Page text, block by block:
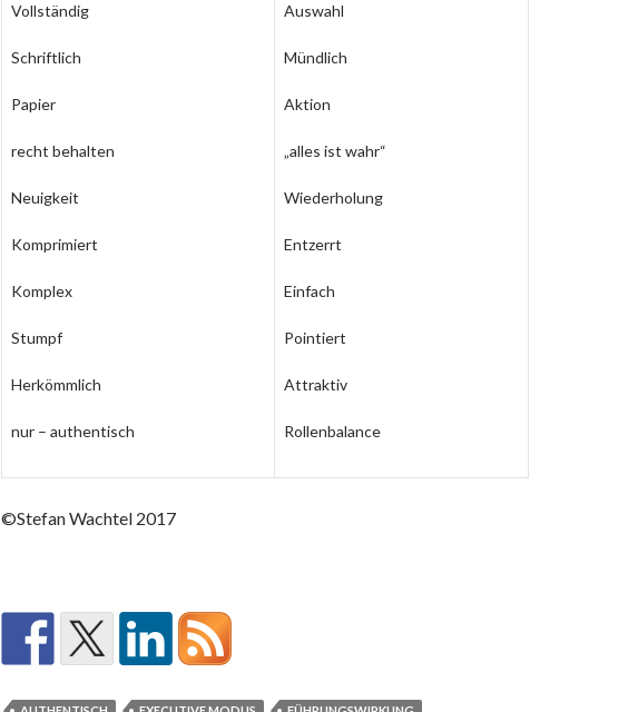
Vollständig
Schriftlich
Papier
recht behalten
Neuigkeit
Komprimiert
Komplex
Stumpf
Herkömmlich
nur – authentisch
Auswahl
Mündlich
Aktion
„alles ist wahr“
Wiederholung
Entzerrt
Einfach
Pointiert
Attraktiv
Rollenbalance
©Stefan Wachtel 2017